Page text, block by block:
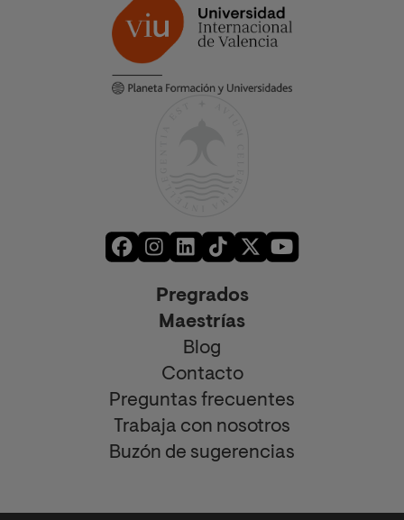
Pregrados
Maestrías
Blog
Contacto
Preguntas frecuentes
Trabaja con nosotros
Buzón de sugerencias